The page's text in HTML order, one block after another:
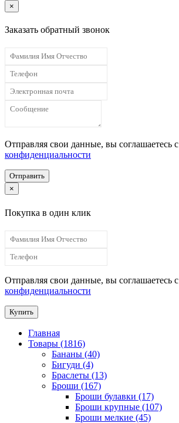
×
Заказать обратный звонок
Отправляя свои данные, вы соглашаетесь с
конфиденциальности
Отправить
×
Покупка в один клик
Отправляя свои данные, вы соглашаетесь с
конфиденциальности
Купить
Главная
Товары (1816)
Бананы (40)
Бигуди (4)
Браслеты (13)
Броши (167)
Броши булавки (17)
Броши крупные (107)
Броши мелкие (45)